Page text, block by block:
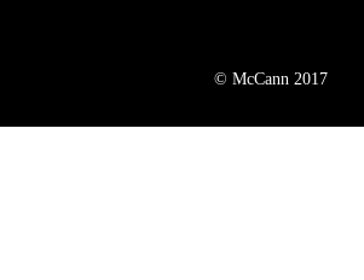
© McCann 2017